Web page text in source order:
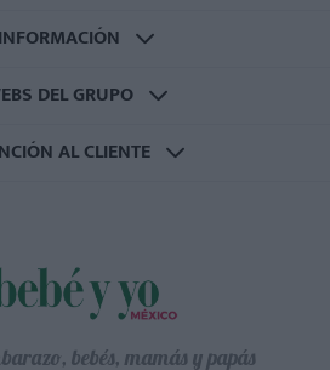
INFORMACIÓN
DEL GRUPO
AL CLIENTE
bebés, mamás y papás